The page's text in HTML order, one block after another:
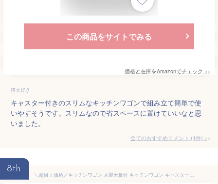
この商品をサイトでみる
価格と在庫をAmazonでチェック >>
猫大好き
キャスター付きのスリムなキッチンワゴンで組み立て簡単で使
いやすそうです。スリムなので省スペースに置けていいなと思
いました。
全てのおすすめコメント (1件) >
8th
＼超目玉価格／キッチンワゴン 木製天板付 キッチンワゴン キャスター付き キッチンワゴン 3段 リビング収納 おしゃれ かわいい リビング収納 一人暮らし 新生活 調味料 収納 移動 新生活 送料無料【D】